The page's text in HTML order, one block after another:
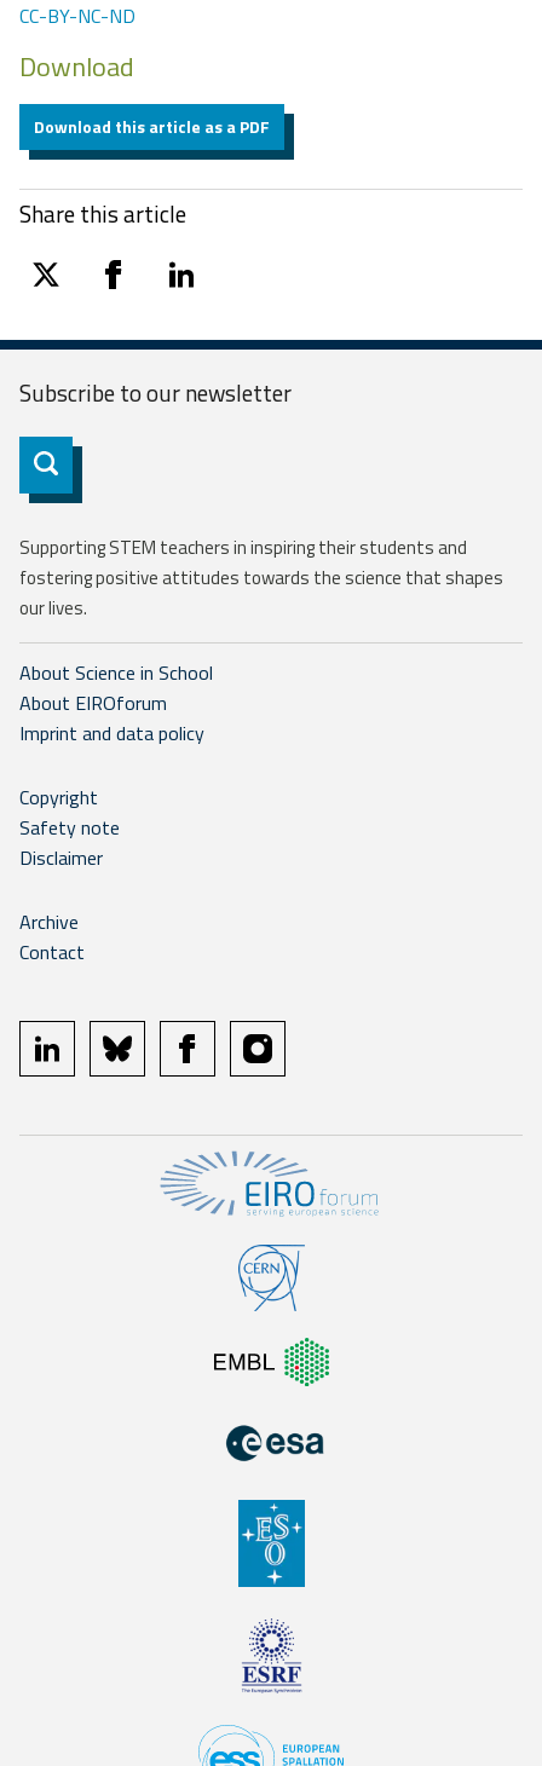
CC-BY-NC-ND
Download
Download this article as a PDF
Share this article
twitter facebooklinkedin
Subscribe to ournewsletter
Subscribe
Supporting STEM teachers in inspiring their students and
fostering positive attitudes towards the science that shapes
our lives.
About Science in School
About EIROforum
Imprint and data policy
Copyright
Safety note
Disclaimer
Archive
Contact
linkedin bluesky facebookinstagram